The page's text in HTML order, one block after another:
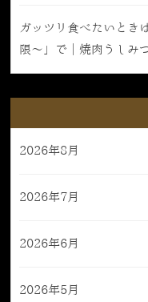
ガッツリ食べたいとき
限〜」で｜焼肉うし
2026年8月
2026年7月
2026年6月
2026年5月